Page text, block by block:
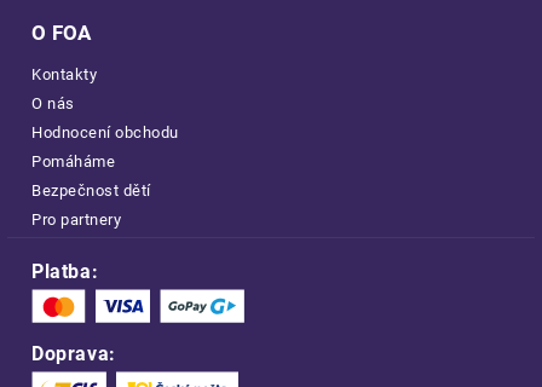
O FOA
Kontakty
O nás
Hodnocení obchodu
Pomáháme
Bezpečnost dětí
Pro partnery
Platba:
Doprava: